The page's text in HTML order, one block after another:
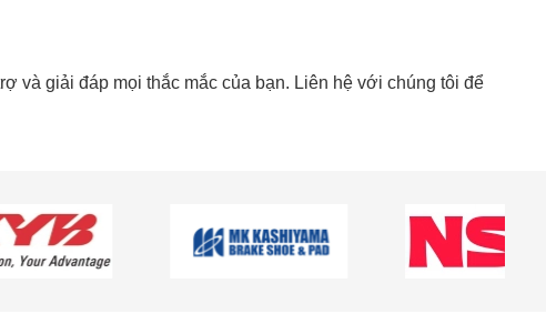
và giải đáp mọi thắc mắc của bạn. Liên hệ với chúng tôi để